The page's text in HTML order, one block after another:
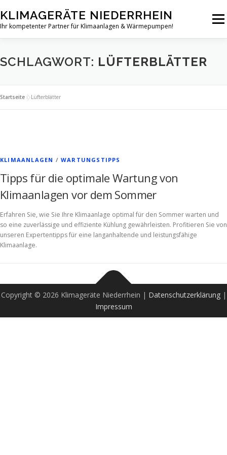
Inhalt
springen
KLIMAGERÄTE NIEDERRHEIN
Ihr kompetenter Partner für Klimaanlagen & Wärmepumpen!
Menü
STARTSEITE SERVICES PRODUKTÜBERSICHT
KLIMAANLAGEN-NEWS
SCHLAGWORT: LÜFTERBLÄTTER
Startseite »Lüfterblätter
KLIMAANLAGEN /WARTUNGSTIPPS
Tipps für die optimale Wartung von
Klimaanlagen vor dem Sommer
Erfahren Sie, wie Sie Ihre Klimaanlage optimal für den Sommer warten und
so eine zuverlässige und effiziente Kühlung gewährleisten. Profitieren Sie von
unseren Expertentipps für eine langanhaltende und leistungsfähige
Klimaanlage.
Copyright © 2026 Klimageräte Niederrhein | Datenschutzerklärung|
Impressum